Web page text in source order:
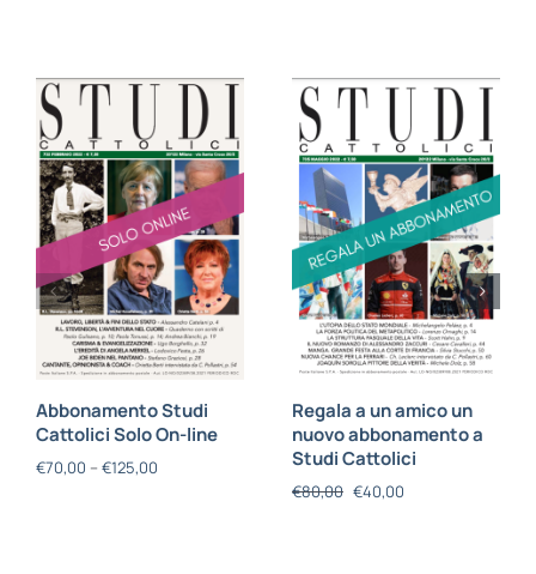
Abbonamento Studi
Cattolici Solo On-line
€70,00 – €125,00
Regala a un amico un
nuovo abbonamento a
Studi Cattolici
€80,00 €40,00